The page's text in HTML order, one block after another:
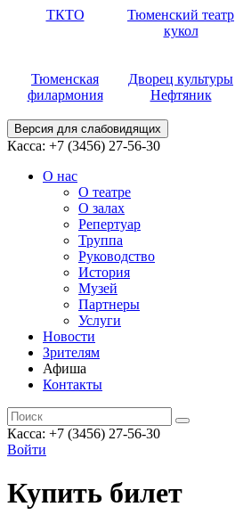
ТКТО
Тюменский театр
кукол
Тюменская
филармония
Дворец культуры
Нефтяник
Версия для слабовидящих
Касса: +7 (3456) 27-56-30
О нас
О театре
О залах
Репертуар
Труппа
Руководство
История
Музей
Партнеры
Услуги
Новости
Зрителям
Афиша
Контакты
Касса: +7 (3456) 27-56-30
Войти
Купить билет